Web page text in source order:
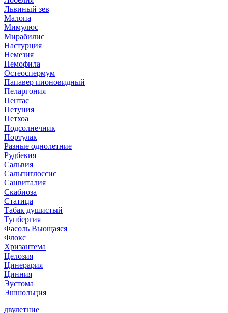
Львиный зев
Малопа
Мимулюс
Мирабилис
Настурция
Немезия
Немофила
Остеоспермум
Папавер пионовидный
Пеларгония
Пентас
Петуния
Петхоа
Подсолнечник
Портулак
Разные однолетние
Рудбекия
Сальвия
Сальпиглоссис
Санвиталия
Скабиоза
Статица
Табак душистый
Тунбергия
Фасоль Вьющаяся
Флокс
Хризантема
Целозия
Цинерария
Цинния
Эустома
Эшшольция
двулетние